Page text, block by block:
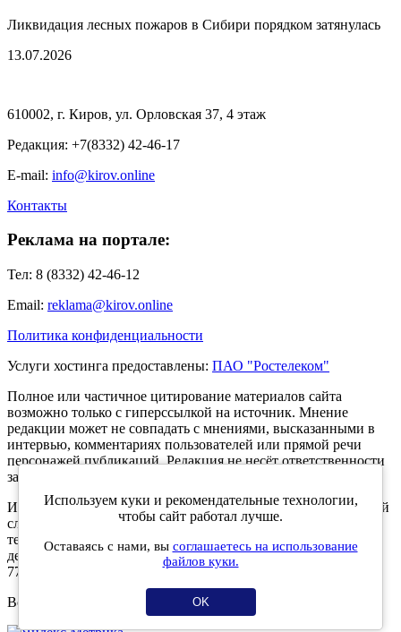
Ликвидация лесных пожаров в Сибири порядком затянулась
13.07.2026
610002, г. Киров, ул. Орловская 37, 4 этаж
Редакция: +7(8332) 42-46-17
E-mail: info@kirov.online
Контакты
Реклама на портале:
Тел: 8 (8332) 42-46-12
Email: reklama@kirov.online
Политика конфиденциальности
Услуги хостинга предоставлены: ПАО "Ростелеком"
Полное или частичное цитирование материалов сайта
возможно только с гиперссылкой на источник. Мнение
редакции может не совпадать с мнениями, высказанными в
интервью, комментариях пользователей или прямой речи
персонажей публикаций. Редакция не несёт ответственности
за текст комментариев читателей.
Интернет-портал Kirov.online зарегистрирован в Федеральной
службе по надзору в сфере связи, информационных
технологий и массовых коммуникаций (Роскомнадзор) 5
декабря 2019 года. Регистрационный номер ЭЛ № ФС 77 -
77189.
Возрастное ограничение 12+
Используем куки и рекомендательные технологии,
чтобы сайт работал лучше.
Оставаясь с нами, вы соглашаетесь на использование
файлов куки.
OK